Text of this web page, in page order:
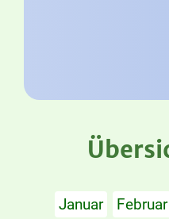
Januar Februar